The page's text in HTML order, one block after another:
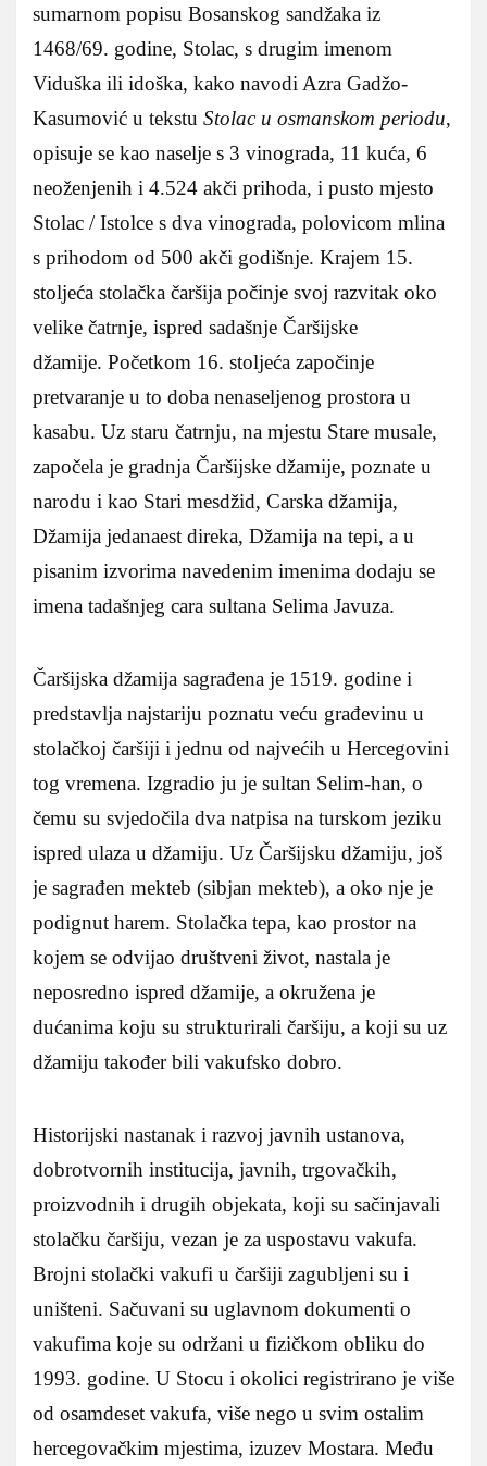
sumarnom popisu Bosanskog sandžaka iz
1468/69. godine, Stolac, s drugim imenom
Viduška ili idoška, kako navodi Azra Gadžo-
Kasumović u tekstu Stolac u osmanskom periodu,
opisuje se kao naselje s 3 vinograda, 11 kuća, 6
neoženjenih i 4.524 akči prihoda, i pusto mjesto
Stolac / Istolce s dva vinograda, polovicom mlina
s prihodom od 500 akči godišnje. Krajem 15.
stoljeća stolačka čaršija počinje svoj razvitak oko
velike čatrnje, ispred sadašnje Čaršijske
džamije. Početkom 16. stoljeća započinje
pretvaranje u to doba nenaseljenog prostora u
kasabu. Uz staru čatrnju, na mjestu Stare musale,
započela je gradnja Čaršijske džamije, poznate u
narodu i kao Stari mesdžid, Carska džamija,
Džamija jedanaest direka, Džamija na tepi, a u
pisanim izvorima navedenim imenima dodaju se
imena tadašnjeg cara sultana Selima Javuza.
Čaršijska džamija sagrađena je 1519. godine i
predstavlja najstariju poznatu veću građevinu u
stolačkoj čaršiji i jednu od najvećih u Hercegovini
tog vremena. Izgradio ju je sultan Selim‑han, o
čemu su svjedočila dva natpisa na turskom jeziku
ispred ulaza u džamiju. Uz Čaršijsku džamiju, još
je sagrađen mekteb (sibjan mekteb), a oko nje je
podignut harem. Stolačka tepa, kao prostor na
kojem se odvijao društveni život, nastala je
neposredno ispred džamije, a okružena je
dućanima koju su strukturirali čaršiju, a koji su uz
džamiju također bili vakufsko dobro.
Historijski nastanak i razvoj javnih ustanova,
dobrotvornih institucija, javnih, trgovačkih,
proizvodnih i drugih objekata, koji su sačinjavali
stolačku čaršiju, vezan je za uspostavu vakufa.
Brojni stolački vakufi u čaršiji zagubljeni su i
uništeni. Sačuvani su uglavnom dokumenti o
vakufima koje su održani u fizičkom obliku do
1993. godine. U Stocu i okolici registrirano je više
od osamdeset vakufa, više nego u svim ostalim
hercegovačkim mjestima, izuzev Mostara. Među